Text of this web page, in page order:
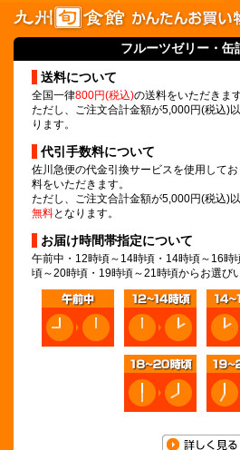
フルーツゼリー ・
送料について
全国一律800円(税込)の送料をいただきます
ただし、ご注文合計金額が5,000円(税込)以
ります。
代引手数料について
佐川急便の代金引換サービスを使用してお
料をいただきます。
ただし、ご注文合計金額が5,000円(税込)以
無料となります。
お届け時間帯指定について
午前中・12時頃～14時頃・14時頃～16時
頃～20時頃・19時頃～21時頃からお選び